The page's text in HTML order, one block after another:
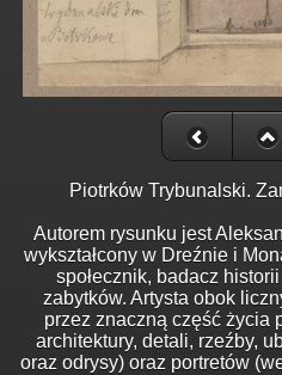
Piotrków Trybunalski.
Autorem rysunku jest
wykształcony w Dreźnie i
społecznik, badacz
zabytków. Artysta obok
przez znaczną część życia
architektury, detali, rzeźby,
oraz odrysy) oraz portretów